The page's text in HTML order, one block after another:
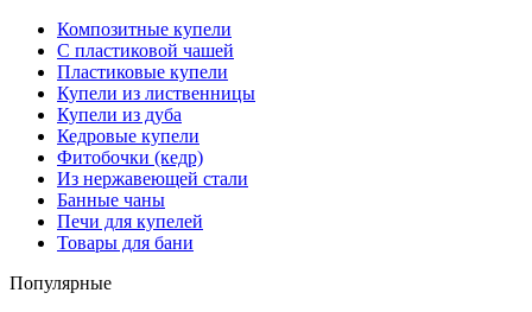
Композитные купели
С пластиковой чашей
Пластиковые купели
Купели из лиственницы
Купели из дуба
Кедровые купели
Фитобочки (кедр)
Из нержавеющей стали
Банные чаны
Печи для купелей
Товары для бани
Популярные